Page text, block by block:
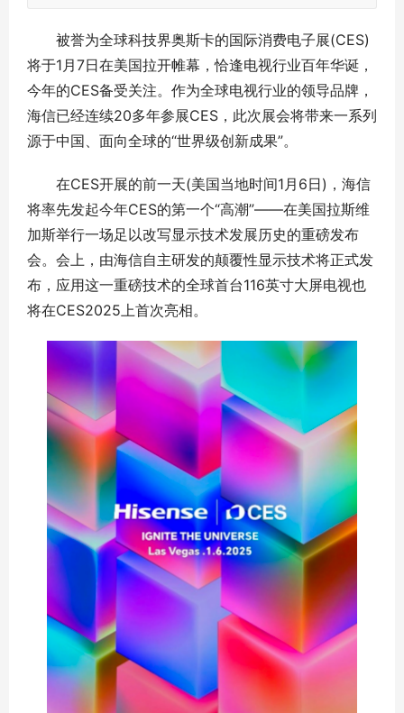
被誉为全球科技界奥斯卡的国际消费电子展(CES)
将于1月7日在美国拉开帷幕，恰逢电视行业百年华诞，
今年的CES备受关注。作为全球电视行业的领导品牌，
海信已经连续20多年参展CES，此次展会将带来一系列
源于中国、面向全球的“世界级创新成果”。
在CES开展的前一天(美国当地时间1月6日)，海信
将率先发起今年CES的第一个“高潮”——在美国拉斯维
加斯举行一场足以改写显示技术发展历史的重磅发布
会。会上，由海信自主研发的颠覆性显示技术将正式发
布，应用这一重磅技术的全球首台116英寸大屏电视也
将在CES2025上首次亮相。